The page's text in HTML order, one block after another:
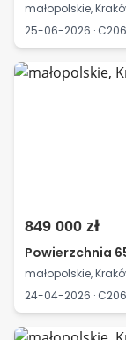
małopolskie,
25-06-2026 ·
849 000 zł
Powierzchnia
małopolskie,
24-04-2026 ·